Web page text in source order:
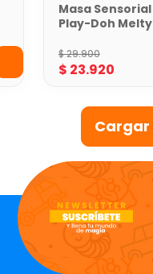
Masa Sensorial
Play-Doh Melty
Freeze
$29.900
$ 23.920